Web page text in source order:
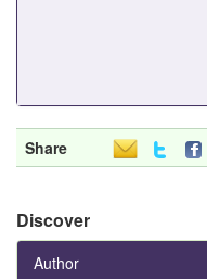
Share
Discover
Author